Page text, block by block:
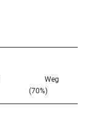
Weg
(70%)